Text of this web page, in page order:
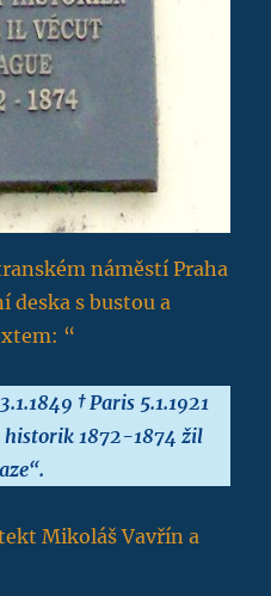
náměstí Praha
deska s bustou a
“
† Paris 5.1.1921
historik 1872-1874 žil
Mikoláš Vavřín a